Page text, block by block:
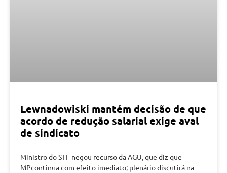
Lewnadowiski mantém decisão de que
acordo de redução salarial exige aval
de sindicato
Ministro do STF negou recurso da AGU, que diz que
MPcontinua com efeito imediato; plenário discutirá na